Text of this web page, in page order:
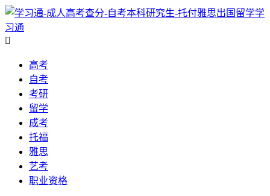
学
习通

高考
自考
考研
留学
成考
托福
雅思
艺考
职业资格